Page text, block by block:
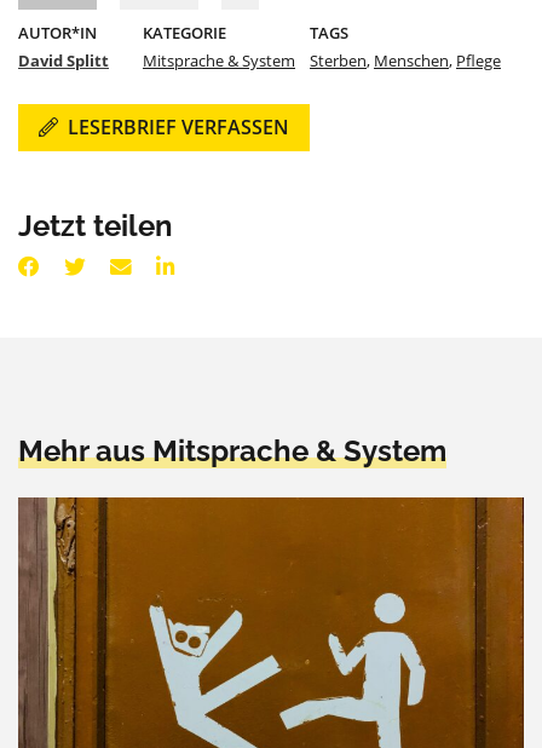
AUTOR*IN
David Splitt
KATEGORIE
Mitsprache & System
TAGS
Sterben, Menschen, Pflege
LESERBRIEF VERFASSEN
Jetzt teilen
Mehr aus Mitsprache & System